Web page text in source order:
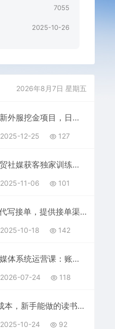
7055
2025-10-26
2026年8月7日 星期五
最新外服挖金项目，日入斗金，项目长期稳定，可放大操作，全自动运行，无需手动【揭秘】
2025-12-25 127
外贸社媒获客独家训练营，外贸新模式，快速做外贸（更新）
2025-11-06 101
AI代写接单，提供接单渠道，永远不会失业的项目，操作简单容易上手，保底日入8张+【揭秘】
2025-10-18 142
自媒体系统运营课：账号规则避坑解析，短视频直播投流多赛道变现教程
2026-07-24 118
0成本，新手能做的读书赛道，小白也能月入1W+，纯AI生成全原创
2025-10-24 92